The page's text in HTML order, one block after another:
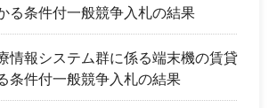
る条件付一般競争入札の結果
情報システム群に係る端末機の賃貸
条件付一般競争入札の結果